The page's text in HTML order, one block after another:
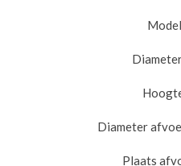
Diameter
Plaats